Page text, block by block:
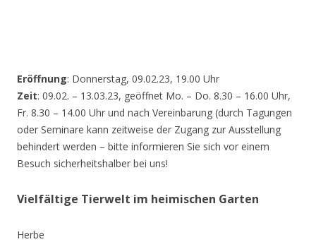
Eröffnung: Donnerstag, 09.02.23, 19.00 Uhr
Zeit: 09.02. – 13.03.23, geöffnet Mo. – Do. 8.30 – 16.00 Uhr,
Fr. 8.30 – 14.00 Uhr und nach Vereinbarung (durch Tagungen
oder Seminare kann zeitweise der Zugang zur Ausstellung
behindert werden – bitte informieren Sie sich vor einem
Besuch sicherheitshalber bei uns!
Vielfältige Tierwelt im heimischen Garten
Herbe